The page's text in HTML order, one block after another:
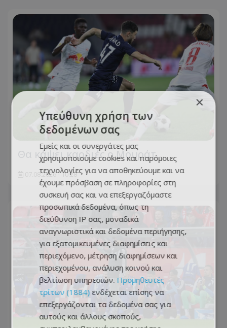
Θα κάψει καρδιές ο Μουράτ…
07.08.2026 - 10:28
×
Υπεύθυνη χρήση των
δεδομένων σας
Εμείς και οι συνεργάτες μας
χρησιμοποιούμε cookies και παρόμοιες
τεχνολογίες για να αποθηκεύουμε και να
έχουμε πρόσβαση σε πληροφορίες στη
συσκευή σας και να επεξεργαζόμαστε
προσωπικά δεδομένα, όπως τη
διεύθυνση IP σας, μοναδικά
αναγνωριστικά και δεδομένα περιήγησης,
για εξατομικευμένες διαφημίσεις και
περιεχόμενο, μέτρηση διαφημίσεων και
περιεχομένου, ανάλυση κοινού και
βελτίωση υπηρεσιών. Προμηθευτές
τρίτων (1884) ενδέχεται επίσης να
επεξεργάζονται τα δεδομένα σας για
αυτούς και άλλους σκοπούς,